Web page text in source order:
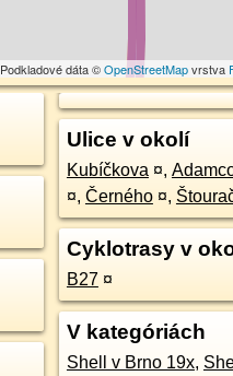
Podkladové dáta ©OpenStreetMapvrstva
Ulice v okolí
Kubíčkova ¤,
¤, Černého ¤,
Cyklotrasy v
B27 ¤
V kategóriách
Shell v Brno 19x,